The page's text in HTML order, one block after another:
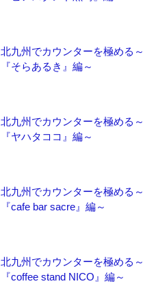
北九州でカウンターを極める～
『そらあるき』編～
北九州でカウンターを極める～
『ヤハタココ』編～
北九州でカウンターを極める～
『cafe bar sacre』編～
北九州でカウンターを極める～
『coffee stand NICO』編～